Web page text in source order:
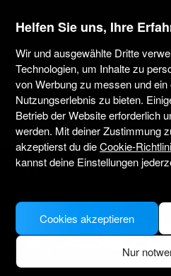
De Drait Advantage
4.0(5 über Charter) Nur ohne Skipper
De Dait Marina Woudsend
Helfen Sie uns, Ihre
Wir und ausgewählte Dritte
Technologien, um Inhalte zu
von Werbung zu messen und ein
Nutzungserlebnis zu bieten.
Betrieb der Website erforderlich
werden. Mit deiner Zustimmung
akzeptierst du dieCookie-
kannst deine Einstellungen
Nur
Cookies akzeptieren